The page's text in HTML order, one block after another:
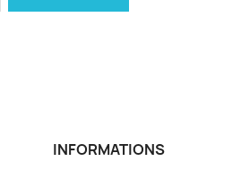
INFORMATIONS